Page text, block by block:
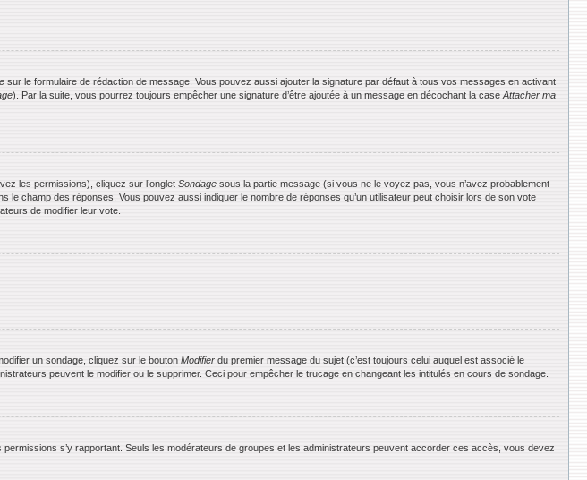
sur le formulaire de rédaction de message. Vous pouvez aussi ajouter la signature par défaut à tous vos messages en activant
). Par la suite, vous pourrez toujours empêcher une signature d’être ajoutée à un message en décochant la case Attacher ma
les permissions), cliquez sur l’onglet Sondage sous la partie message (si vous ne le voyez pas, vous n’avez probablement
champ des réponses. Vous pouvez aussi indiquer le nombre de réponses qu’un utilisateur peut choisir lors de son vote
de modifier leur vote.
un sondage, cliquez sur le bouton Modifier du premier message du sujet (c’est toujours celui auquel est associé le
peuvent le modifier ou le supprimer. Ceci pour empêcher le trucage en changeant les intitulés en cours de sondage.
s’y rapportant. Seuls les modérateurs de groupes et les administrateurs peuvent accorder ces accès, vous devez